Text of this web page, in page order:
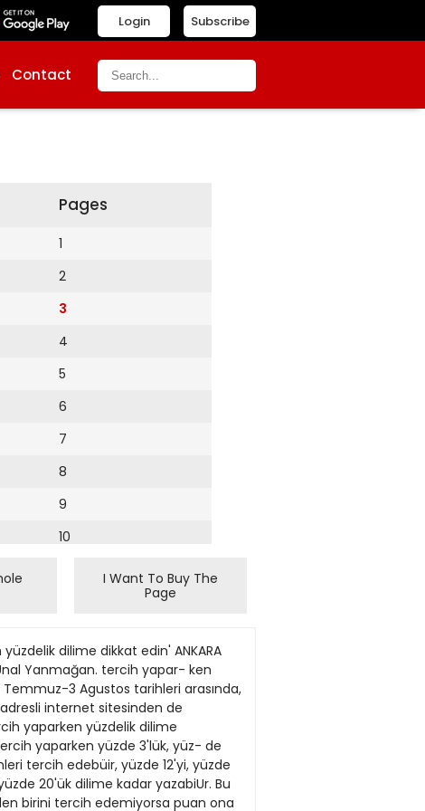
Subscribe
Login
Contact
Pages
1
2
3
4
5
6
7
8
9
10
14
16
17
18
I Want To Buy The
Page
yüzdelik dilime dikkat edin' ANKARA
Yanmağan. tercih yapar- ken
3 Agustos tarihleri arasında,
internet sitesinden de
yaparken yüzdelik dilime
yaparken yüzde 3'lük, yüz- de
tercih edebüir, yüzde 12'yi, yüzde
20'ük dilime kadar yazabiUr. Bu
birini tercih edemiyorsa puan ona